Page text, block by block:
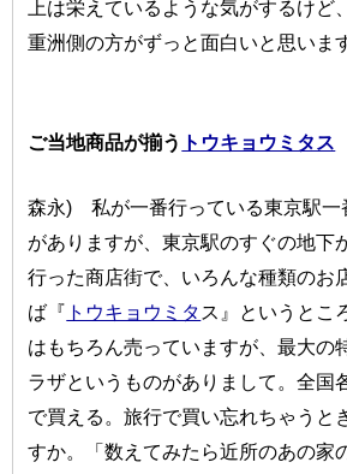
上は栄えているような気がするけど
重洲側の方がずっと面白いと思いま
ご当地商品が揃う トウキョウミタス
森永) 私が一番行っている東京駅一
がありますが、東京駅のすぐの地下
行った商店街で、いろんな種類のお
ば『 トウキョウミタ ス』というとこ
はもちろん売っていますが、最大の
ラザというものがありまして。全国
で買える。旅行で買い忘れちゃうと
すか。「数えてみたら近所のあの家